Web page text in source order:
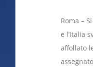
Roma –
e l’Italia
affollato